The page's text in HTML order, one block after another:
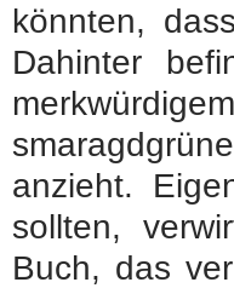
könnten,
Dahinter
anzieht.
sollten,
Buch, das